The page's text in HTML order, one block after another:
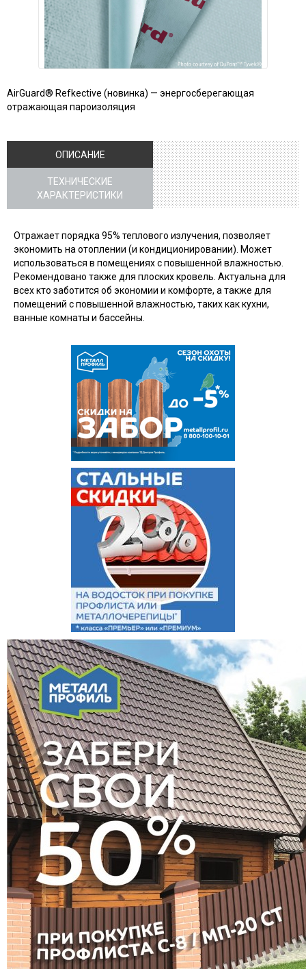
AirGuard® Refkective (новинка) — энергосберегающая
отражающая пароизоляция
ОПИСАНИЕ
ТЕХНИЧЕСКИЕ
ХАРАКТЕРИСТИКИ
Отражает порядка 95% теплового излучения, позволяет
экономить на отоплении (и кондиционировании). Может
использоваться в помещениях с повышенной влажностью.
Рекомендовано также для плоских кровель. Актуальна для
всех кто заботится об экономии и комфорте, а также для
помещений с повышенной влажностью, таких как кухни,
ванные комнаты и бассейны.